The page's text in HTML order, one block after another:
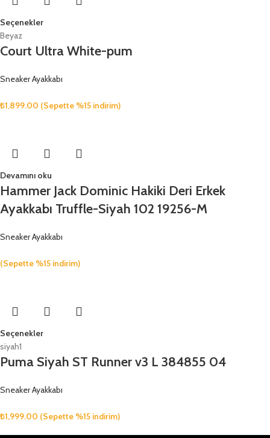
Seçenekler
Beyaz
Court Ultra White-pum
Sneaker Ayakkabı
₺1,899.00 (Sepette %15 indirim)
Devamını oku
Hammer Jack Dominic Hakiki Deri Erkek
Ayakkabı Truffle-Siyah 102 19256-M
Sneaker Ayakkabı
(Sepette %15 indirim)
Seçenekler
siyah1
Puma Siyah ST Runner v3 L 384855 04
Sneaker Ayakkabı
₺1,999.00 (Sepette %15 indirim)